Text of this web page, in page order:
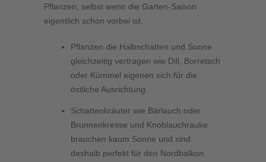
Pflanzen, selbst wenn die Garten-Saison
eigentlich schon vorbei ist.
Pflanzen die Halbschatten und Sonne
gleichzeitig vertragen wie Dill, Borretsch
oder Kümmel eigenen sich für die
östliche Ausrichtung.
Schattenkräuter wie Bärlauch oder
Brunnenkresse und Knoblauchrauke
brauchen kaum Sonne und sind
deshalb perfekt für den Nordbalkon.